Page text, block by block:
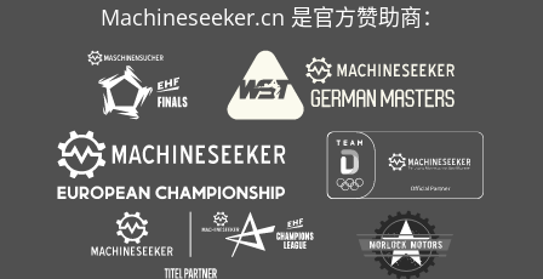
Machineseeker.cn 是官方赞助商：